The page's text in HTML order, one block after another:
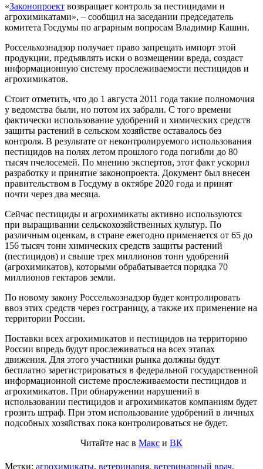
«Законопроект возвращает контроль за пестицидами и
агрохимикатами», – сообщил на заседании председатель
комитета Госдумы по аграрным вопросам Владимир Кашин.
Россельхознадзор получает право запрещать импорт этой
продукции, предъявлять иски о возмещении вреда, создаст
информационную систему прослеживаемости пестицидов и
агрохимикатов.
Стоит отметить, что до 1 августа 2011 года такие полномочия
у ведомства были, но потом их забрали. С того времени
фактически использование удобрений и химических средств
защиты растений в сельском хозяйстве оставалось без
контроля. В результате от неконтролируемого использования
пестицидов на полях летом прошлого года погибли до 80
тысяч пчелосемей. По мнению экспертов, этот факт ускорил
разработку и принятие законопроекта. Документ был внесен
правительством в Госдуму в октябре 2020 года и принят
почти через два месяца.
Сейчас пестициды и агрохимикаты активно используются
при выращивании сельскохозяйственных культур. По
различным оценкам, в стране ежегодно применяется от 65 до
156 тысяч тонн химических средств защиты растений
(пестицидов) и свыше трех миллионов тонн удобрений
(агрохимикатов), которыми обрабатывается порядка 70
миллионов гектаров земли.
По новому закону Россельхознадзор будет контролировать
ввоз этих средств через госграницу, а также их применение на
территории России.
Поставки всех агрохимикатов и пестицидов на территорию
России впредь будут прослеживаться на всех этапах
движения. Для этого участники рынка должны будут
бесплатно зарегистрироваться в федеральной государственной
информационной системе прослеживаемости пестицидов и
агрохимикатов. При обнаружении нарушений в
использовании пестицидов и агрохимикатов компаниям будет
грозить штраф. При этом использование удобрений в личных
подсобных хозяйствах пока контролироваться не будет.
Читайте нас в Макс и ВК
Метки: агрохимикаты, ветеринария, ветеринарный врач,